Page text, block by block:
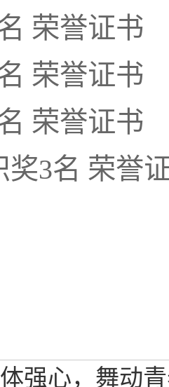
荣誉证书
荣誉证书
荣誉证书
奖3名 荣誉
强心，舞动